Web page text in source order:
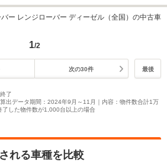
ー レンジローバー ディーゼル（全国）の中古車
1/2
次の30件 最後
了
出データ期間：2024年9月～11月｜内容：物件数合計1万
した物件数が1,000台以上の場合
れる車種を比較